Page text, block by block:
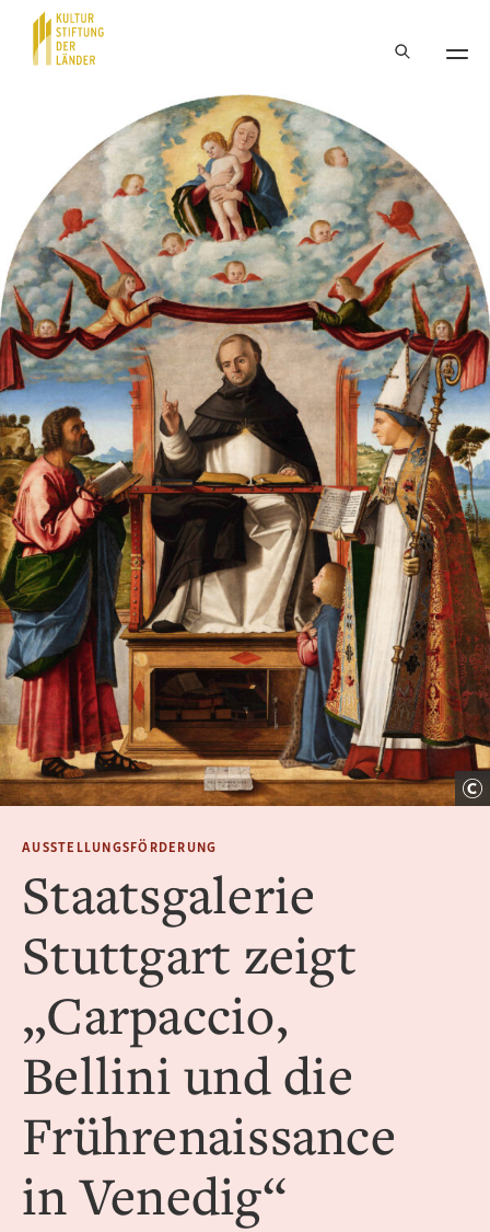
Hauptnavigation
AUSSTELLUNGSFÖRDERUNG
Staatsgalerie
Stuttgart zeigt
„Carpaccio,
Bellini und die
Frührenaissance
in Venedig“